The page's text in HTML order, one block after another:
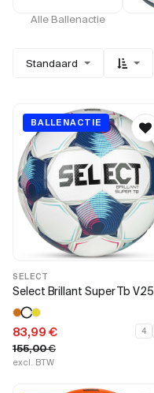
Alle Ballenactie
Standaard
BALLENACTIE
SELECT
Select Brillant Super Tb V25
83,99 €
155,00€
excl. BTW
4